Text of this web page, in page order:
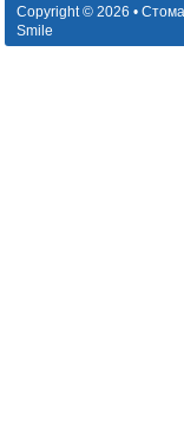
Copyright © 2026 •
Smile